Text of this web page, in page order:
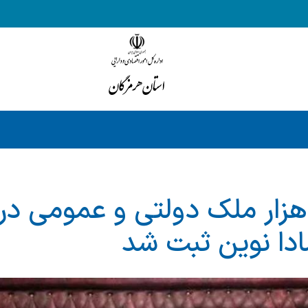
از ۴۳ هزار ملک دولتی و
نوین ثبت شد